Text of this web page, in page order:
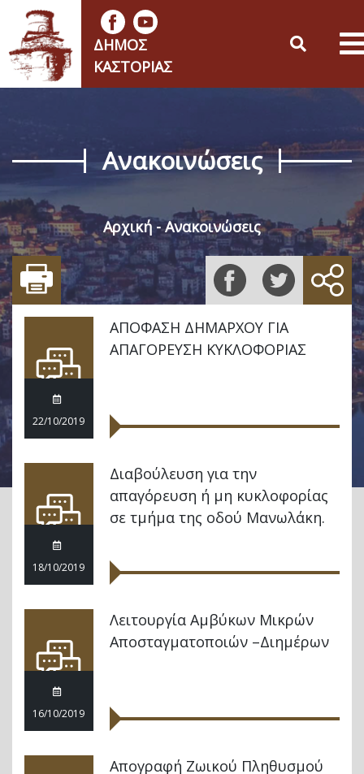
ΔΉΜΟΣ
ΚΑΣΤΟΡΙΆΣ
Ανακοινώσεις
Αρχική Ανακοινώσεις
22/10/2019
ΑΠΟΦΑΣΗ ΔΗΜΑΡΧΟΥ ΓΙΑ
ΑΠΑΓΟΡΕΥΣΗ ΚΥΚΛΟΦΟΡΙΑΣ
18/10/2019
Διαβούλευση για την
απαγόρευση ή μη κυκλοφορίας
σε τμήμα της οδού Μανωλάκη.
16/10/2019
Λειτουργία Αμβύκων Μικρών
Αποσταγματοποιών –Διημέρων
Απογραφή Ζωικού Πληθυσμού